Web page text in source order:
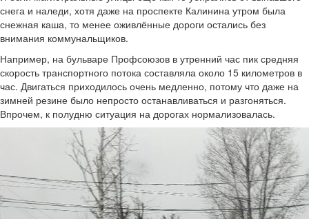
снега и наледи, хотя даже на проспекте Калинина утром была
снежная каша, то менее оживлённые дороги остались без
внимания коммунальщиков.
Например, на бульваре Профсоюзов в утренний час пик средняя
скорость транспортного потока составляла около 15 километров в
час. Двигаться приходилось очень медленно, потому что даже на
зимней резине было непросто останавливаться и разгоняться.
Впрочем, к полудню ситуация на дорогах нормализовалась.